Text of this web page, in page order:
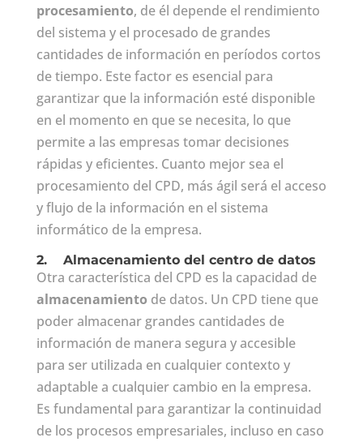
procesamiento, de él depende el rendimiento
del sistema y el procesado de grandes
cantidades de información en períodos cortos
de tiempo. Este factor es esencial para
garantizar que la información esté disponible
en el momento en que se necesita, lo que
permite a las empresas tomar decisiones
rápidas y eficientes. Cuanto mejor sea el
procesamiento del CPD, más ágil será el acceso
y flujo de la información en el sistema
informático de la empresa.
2. Almacenamiento del centro de datos
Otra característica del CPD es la capacidad de
almacenamiento de datos. Un CPD tiene que
poder almacenar grandes cantidades de
información de manera segura y accesible
para ser utilizada en cualquier contexto y
adaptable a cualquier cambio en la empresa.
Es fundamental para garantizar la continuidad
de los procesos empresariales, incluso en caso